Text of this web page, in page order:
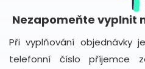
Nezapomeňte vyplnit
Při vyplňování objednávky
telefonní číslo příjemce